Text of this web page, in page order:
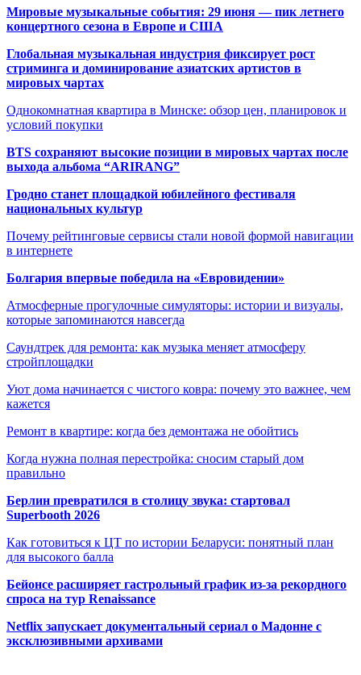
Мировые музыкальные события: 29 июня — пик летнего
концертного сезона в Европе и США
Глобальная музыкальная индустрия фиксирует рост
стриминга и доминирование азиатских артистов в
мировых чартах
Однокомнатная квартира в Минске: обзор цен, планировок и
условий покупки
BTS сохраняют высокие позиции в мировых чартах после
выхода альбома “ARIRANG”
Гродно станет площадкой юбилейного фестиваля
национальных культур
Почему рейтинговые сервисы стали новой формой навигации
в интернете
Болгария впервые победила на «Евровидении»
Атмосферные прогулочные симуляторы: истории и визуалы,
которые запоминаются навсегда
Саундтрек для ремонта: как музыка меняет атмосферу
стройплощадки
Уют дома начинается с чистого ковра: почему это важнее, чем
кажется
Ремонт в квартире: когда без демонтажа не обойтись
Когда нужна полная перестройка: сносим старый дом
правильно
Берлин превратился в столицу звука: стартовал
Superbooth 2026
Как готовиться к ЦТ по истории Беларуси: понятный план
для высокого балла
Бейонсе расширяет гастрольный график из-за рекордного
спроса на тур Renaissance
Netflix запускает документальный сериал о Мадонне с
эксклюзивными архивами